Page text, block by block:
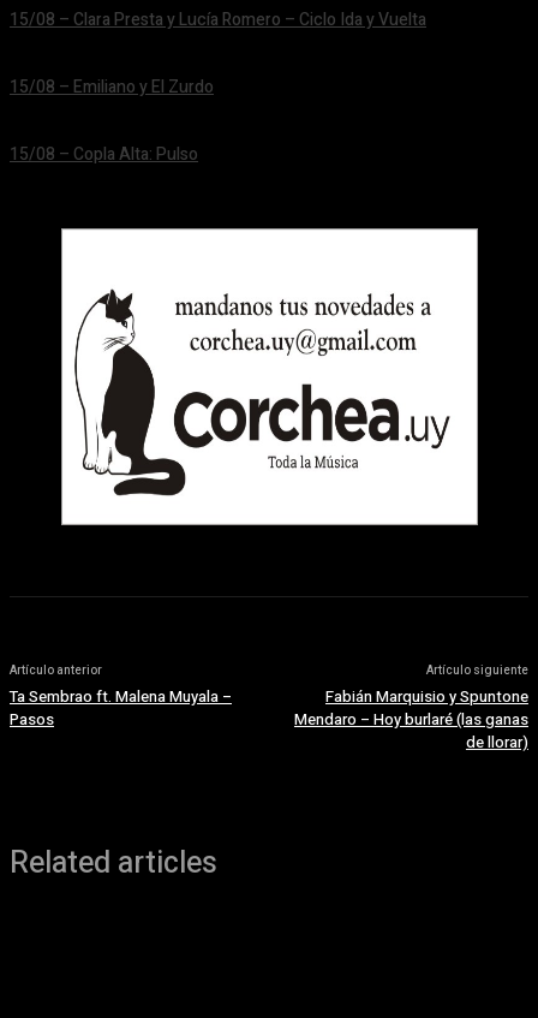
15/08 – Clara Presta y Lucía Romero – Ciclo Ida y Vuelta
15/08 – Emiliano y El Zurdo
15/08 – Copla Alta: Pulso
Artículo anterior
Ta Sembrao ft. Malena Muyala –
Pasos
Artículo siguiente
Fabián Marquisio y Spuntone
Mendaro – Hoy burlaré (las ganas
de llorar)
Related articles